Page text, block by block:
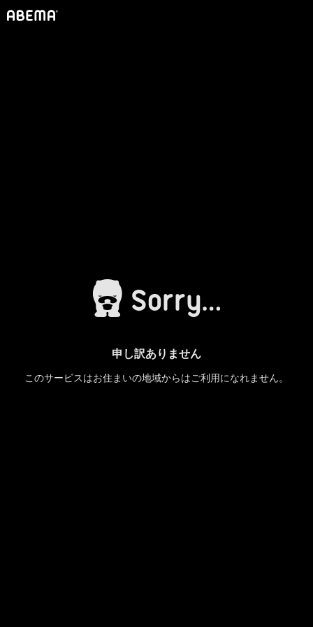
申し訳ありません
このサービスはお住まいの地域からはご利用になれません。